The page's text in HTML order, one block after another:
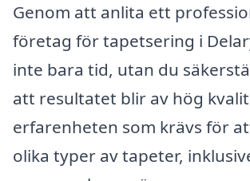
Genom att anlita ett
företag för tapetsering i
inte bara tid, utan du
att resultatet blir av hög
erfarenheten som krävs för
olika typer av tapeter,